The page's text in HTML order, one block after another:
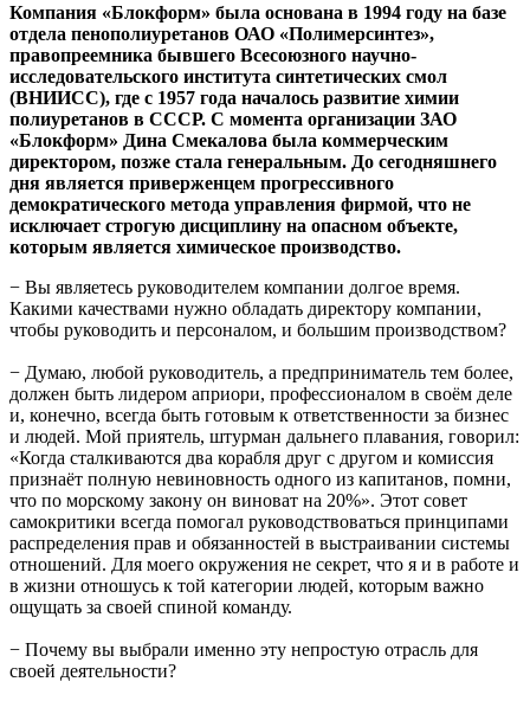
Компания «Блокформ» была основана в 1994 году на базе
отдела пенополиуретанов ОАО «Полимерсинтез»,
правопреемника бывшего Всесоюзного научно-
исследовательского института синтетических смол
(ВНИИСС), где с 1957 года началось развитие химии
полиуретанов в СССР. С момента организации ЗАО
«Блокформ» Дина Смекалова была коммерческим
директором, позже стала генеральным. До сегодняшнего
дня является приверженцем прогрессивного
демократического метода управления фирмой, что не
исключает строгую дисциплину на опасном объекте,
которым является химическое производство.
− Вы являетесь руководителем компании долгое время.
Какими качествами нужно обладать директору компании,
чтобы руководить и персоналом, и большим производством?
− Думаю, любой руководитель, а предприниматель тем более,
должен быть лидером априори, профессионалом в своём деле
и, конечно, всегда быть готовым к ответственности за бизнес
и людей. Мой приятель, штурман дальнего плавания, говорил:
«Когда сталкиваются два корабля друг с другом и комиссия
признаёт полную невиновность одного из капитанов, помни,
что по морскому закону он виноват на 20%». Этот совет
самокритики всегда помогал руководствоваться принципами
распределения прав и обязанностей в выстраивании системы
отношений. Для моего окружения не секрет, что я и в работе и
в жизни отношусь к той категории людей, которым важно
ощущать за своей спиной команду.
− Почему вы выбрали именно эту непростую отрасль для
своей деятельности?